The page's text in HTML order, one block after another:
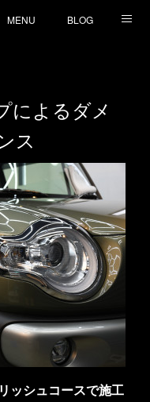
MENU BLOG
によるダメ
ス
ッシュコースで施工